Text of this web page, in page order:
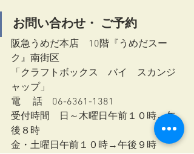
お問い合わせ・ ご予約
阪急うめだ本店　10階『うめだスー
ク』南街区
「クラフトボックス　バイ　スカンジ
ャップ」
電　 話　06-6361-1381
受付時間　日～木曜日午前１０時→午
後８時
金・土曜日午前１０時→午後９時